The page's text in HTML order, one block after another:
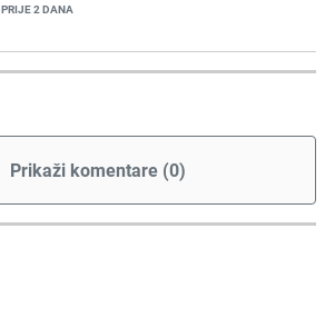
PRIJE 2 DANA
Prikaži komentare (0)